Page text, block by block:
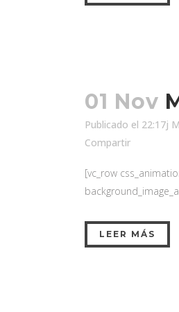
01 Nov
Publicado el 22:17j
Compartir
[vc_row
LEER MÁS